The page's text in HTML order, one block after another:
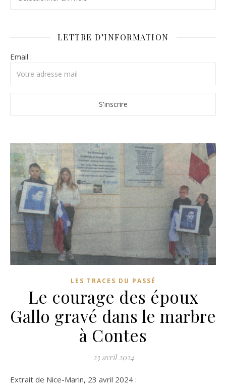
LETTRE D’INFORMATION
Email :
LES TRACES DU PASSÉ
Le courage des époux
Gallo gravé dans le marbre
à Contes
23 avril 2024
Extrait de Nice-Marin, 23 avril 2024 :